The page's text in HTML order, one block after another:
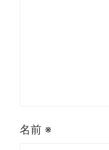
名前 ※